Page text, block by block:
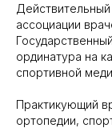
ассоциации
ординатура на
спортивной
Практикующий
ортопедии,